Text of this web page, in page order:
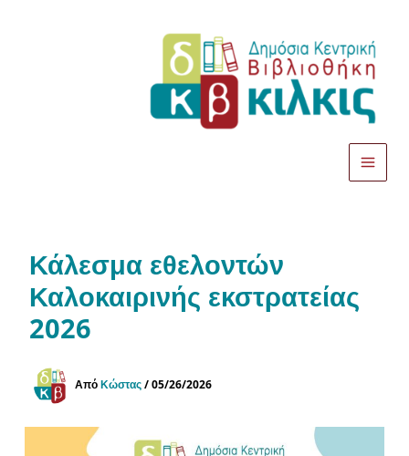
Κάλεσμα εθελοντών
Καλοκαιρινής εκστρατείας
2026
ΑπόΚώστας/05/26/2026